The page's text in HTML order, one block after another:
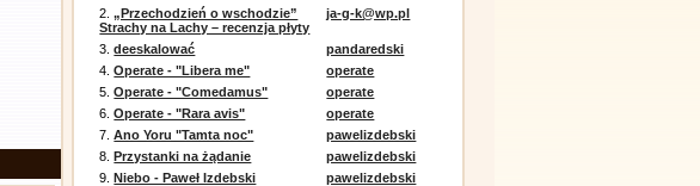
2.„Przechodzień o wschodzie”
Strachy na Lachy – recenzja płyty
ja-g-k@wp.pl
3.deeskalować
pandaredski
4.Operate - "Libera me"
operate
5.Operate - "Comedamus"
operate
6.Operate - "Rara avis"
operate
7.Ano Yoru "Tamta noc"
pawelizdebski
8.Przystanki na żądanie
pawelizdebski
9.Niebo - Paweł Izdebski
pawelizdebski